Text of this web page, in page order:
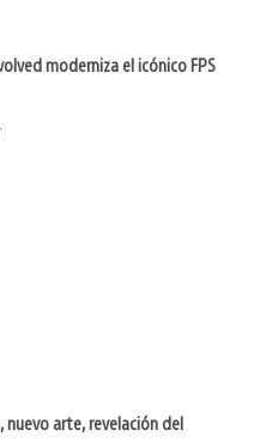
moderniza el icónico FPS
nuevo arte, revelación del